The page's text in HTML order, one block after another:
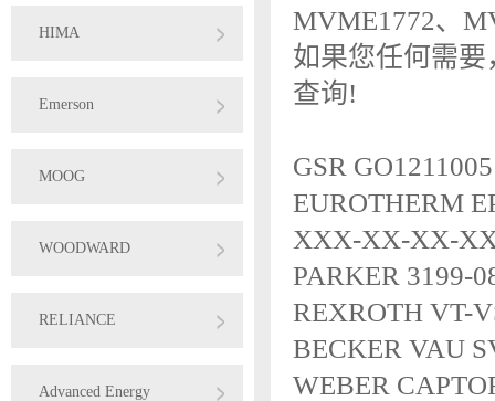
HIMA
Emerson
MOOG
WOODWARD
RELIANCE
Advanced Energy
MVME1772、
如果您任何需
查询!
GSR
EUROTHERM
XXX-XX-XX-
PARKER 3199-
REXROTH VT-
BECKER VAU
WEBER